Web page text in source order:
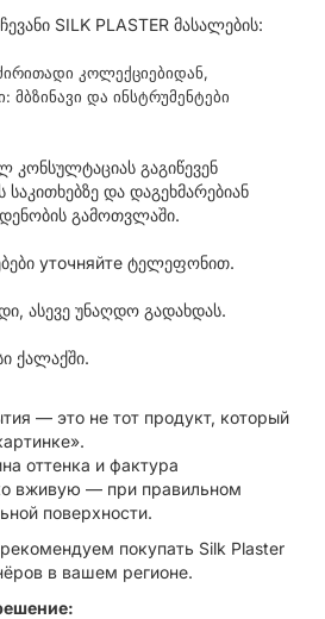
SILK PLASTER მასალების:
კოლექციებიდან,
მბზინავი და ინსტრუმენტები
კონსულტაციას გაგიწევენ
და დაგეხმარებიან
გამოთვლაში.
уточняйте ტელეფონით.
ასევე უნაღდო გადახდას.
ქალაქში.
— это не тот продукт, который
оттенка и фактура
вживую — при правильном
поверхности.
покупать Silk Plaster
в вашем регионе.